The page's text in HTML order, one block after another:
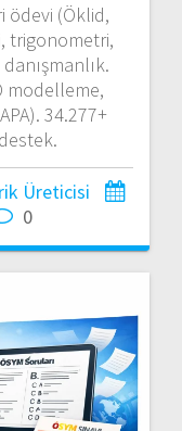
ödevi (Öklid,
trigonometri,
modelleme,
34.277+
Üreticisi
0